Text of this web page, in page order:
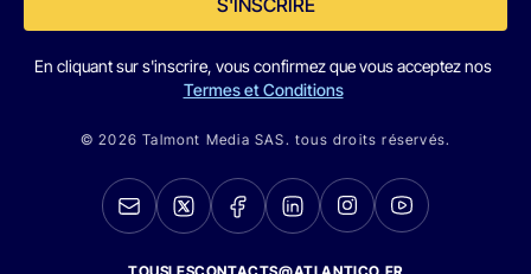
S'INSCRIRE
En cliquant sur s'inscrire, vous confirmez que vous acceptez nos
Termes et Conditions
© 2026 Talmont Media SAS. tous droits réservés.